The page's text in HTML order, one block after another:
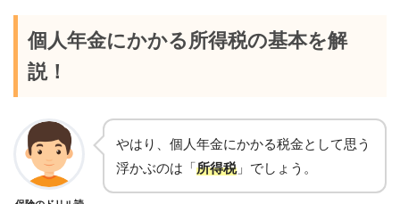
個人年金にかかる所得税の基本を解
説！
やはり、 個人年金にかかる税金として思う
浮かぶのは「所得税」でしょう。